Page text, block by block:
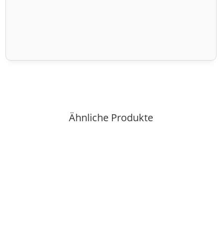
Ähnliche Produkte